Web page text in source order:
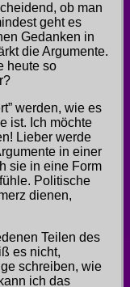
ob man
geht es
Gedanken in
die Argumente.
heute so
werden, wie es
ist. Ich möchte
Lieber werde
in einer
sie in eine Form
Politische
dienen,
Teilen des
es nicht,
schreiben, wie
ich das